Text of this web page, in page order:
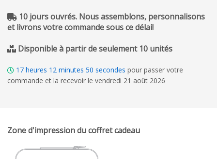
10 jours ouvrés. Nous assemblons, personnalisons
et livrons votre commande sous ce délai!
Disponible à partir de seulement 10 unités
17 heures 12 minutes 50 secondes pour passer votre
commande et la recevoir le vendredi 21 août 2026
Zone d'impression du coffret cadeau